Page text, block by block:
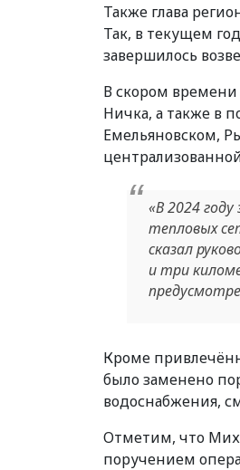
Также глава
Так, в текущем
завершилось
В скором времени
Ничка, а также в
Емельяновском,
«В 2024
тепловых
сказал
и три
Кроме
было заменено
водоснабжения,
Отметим, что
поручением